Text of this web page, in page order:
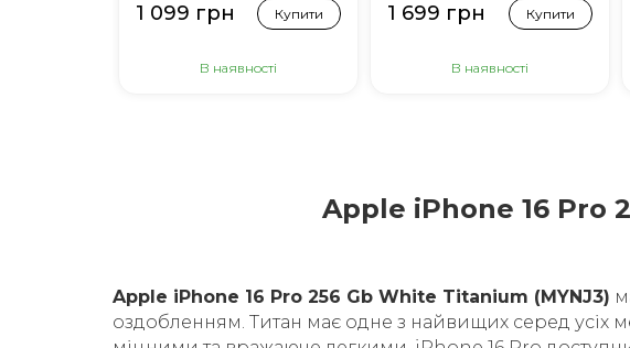
1 099 грн Купити
В наявності
1 699 грн Купити
В наявності
Apple iPhone 16 Pro
Apple iPhone 16 Pro 256 Gb White Titanium (MYNJ3)
оздобленням. Титан має одне з найвищих серед усіх